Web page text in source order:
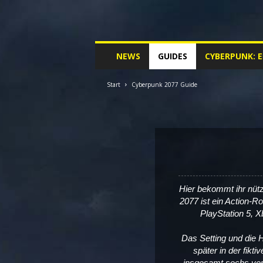
NEWS GUIDES CYBERPUNK:
Start Cyberpunk 2077 Guide
Hier bekommt ihr
2077 ist ein Action-
PlayStation 5,
Das Setting und die
später in der